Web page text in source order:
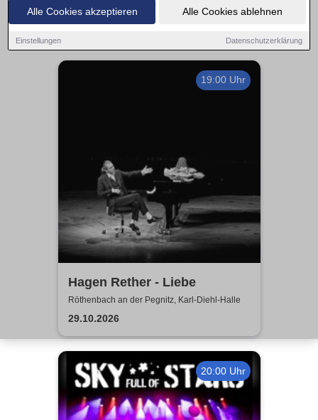
Alle Cookies akzeptieren Alle Cookies ablehnen
Einstellungen Datenschutzerklärung
an der Pegnitz – hier finden alles im Überblick und Tickets.
19:00 Uhr
Hagen Rether - Liebe
Röthenbach an der Pegnitz, Karl-Diehl-Halle
29.10.2026
20:00 Uhr